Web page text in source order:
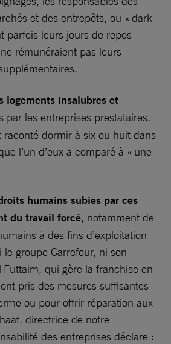
et des entrepôts, ou « dark
parfois leurs jours de repos
rémunéraient pas leurs
logements insalubres et
par les entreprises prestataires,
raconté dormir à six ou huit dans
l’un d’eux a comparé à « une
humains subies par ces
du travail forcé, notamment de
à des fins d’exploitation
le groupe Carrefour, ni son
Futtaim, qui gère la franchise en
pris des mesures suffisantes
ou pour offrir réparation aux
directrice de notre
des entreprises déclare :